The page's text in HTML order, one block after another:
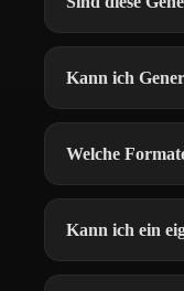
Kann ich
Welche
Kann ich ein